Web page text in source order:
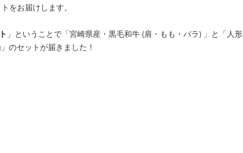
をお届けします。
」ということで「宮崎県産・黒毛和牛 (肩・もも・バラ) 」と「人形
のセットが届きました！